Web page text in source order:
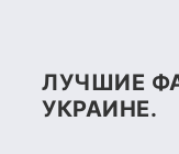
ЛУЧШИЕ
УКРАИНЕ.